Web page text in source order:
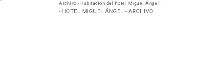
Archivo - Habitación del hotel Miguel Ángel.
- HOTEL MIGUEL ÁNGEL - ARCHIVO